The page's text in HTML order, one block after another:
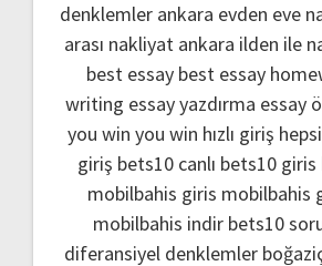
denklemler ankara evden eve
arası nakliyat ankara ilden ile
best essay best essay
writing essay yazdırma essay
you win you win hızlı giriş
giriş bets10 canlı bets10 giris
mobilbahis giris mobilbahis
mobilbahis indir bets10
diferansiyel denklemler